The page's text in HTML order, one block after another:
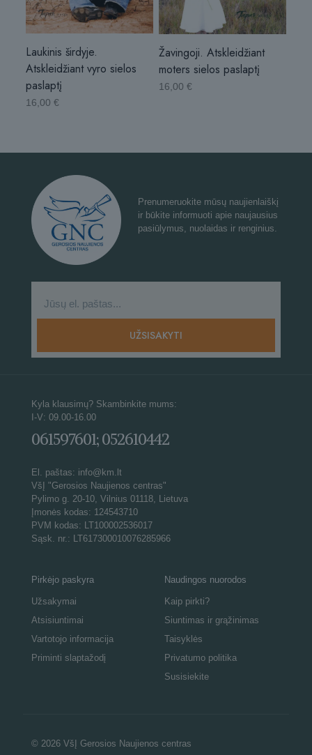
Laukinis širdyje.
Atskleidžiant vyro sielos
paslaptį
16,00 €
Žavingoji. Atskleidžiant
moters sielos paslaptį
16,00 €
Prenumeruokite mūsų naujienlaiškį
ir būkite informuoti apie naujausius
pasiūlymus, nuolaidas ir renginius.
Kyla klausimų? Skambinkite mums:
I-V: 09.00-16.00
061597601; 052610442
El. paštas: info@km.lt
VšĮ "Gerosios Naujienos centras"
Pylimo g. 20-10, Vilnius 01118, Lietuva
Įmonės kodas: 124543710
PVM kodas: LT100002536017
Sąsk. nr.: LT617300010076285966
Pirkėjo paskyra
Užsakymai
Atsisiuntimai
Vartotojo informacija
Priminti slaptažodį
Naudingos nuorodos
Kaip pirkti?
Siuntimas ir grąžinimas
Taisyklės
Privatumo politika
Susisiekite
© 2026 VšĮ Gerosios Naujienos centras